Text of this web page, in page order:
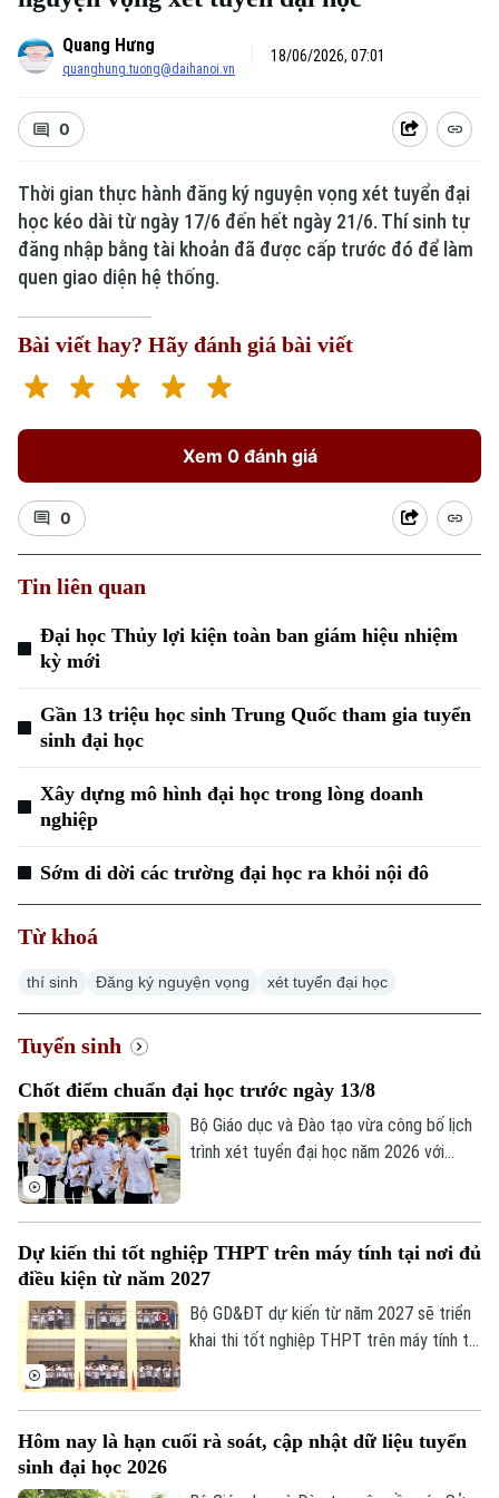
Xu hướng
Chính trị
Xã hội
An ninh trật tự
Hà Nội
Nhịp sống Hà Nội
Người Hà Nội
Khoảnh khắc Hà Nội
Ẩm thực
Thế giới
Tin tức
Quân sự
Hồ sơ
Người Việt 4 phương
Kinh tế
Tin tức
Cafe sáng
Tài chính Ngân hàng
Doanh nghiệp
Nhà đất
Tin tức
Đầu tư
Căn hộ
Đất đai
Kinh nghiệm
Tàu và Xe
Ô tô
Tàu
Xe máy
Giáo dục
Tin tức
Tuyển sinh
Văn hóa
Tin tức
Sức khỏe
Quang Hưng
quanghung.tuong@daihanoi.vn
18/06/2026, 07:01
0
Thời gian thực hành đăng ký nguyện vọng xét tuyển đại
học kéo dài từ ngày 17/6 đến hết ngày 21/6. Thí sinh tự
đăng nhập bằng tài khoản đã được cấp trước đó để làm
quen giao diện hệ thống.
Bài viết hay? Hãy đánh giá bài viết
Xem 0 đánh giá
0
Tin liên quan
Đại học Thủy lợi kiện toàn ban giám hiệu nhiệm
kỳ mới
Gần 13 triệu học sinh Trung Quốc tham gia tuyển
sinh đại học
Xây dựng mô hình đại học trong lòng doanh
nghiệp
Sớm di dời các trường đại học ra khỏi nội đô
Từ khoá
thí sinh Đăng ký nguyện vọng xét tuyển đại học
Tuyển sinh
Chốt điểm chuẩn đại học trước ngày 13/8
Bộ Giáo dục và Đào tạo vừa công bố lịch
trình xét tuyển đại học năm 2026 với
danh sách thí sinh trúng tuyển và phải
công bố điểm chuẩn trước 17 giờ ngày
13/8.
Dự kiến thi tốt nghiệp THPT trên máy tính tại nơi đủ
điều kiện từ năm 2027
Bộ GD&ĐT dự kiến từ năm 2027 sẽ triển
khai thi tốt nghiệp THPT trên máy tính tại
Hôm nay là hạn cuối rà soát, cập nhật dữ liệu tuyển
sinh đại học 2026